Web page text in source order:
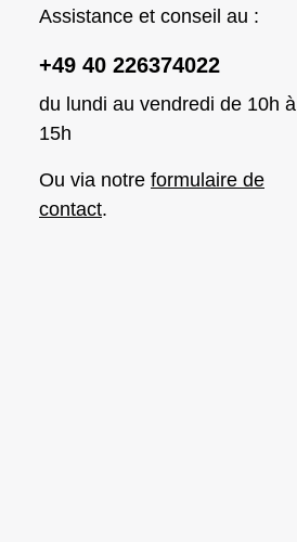
Assistance et conseil au :
+49 40 226374022
du lundi au vendredi de 10h à
15h
Ou via notre formulaire de
contact.